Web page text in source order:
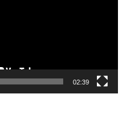
02:39